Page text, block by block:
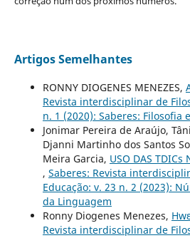
Artigos Semelhantes
RONNY DIOGENES MENEZES,
Revista interdisciplinar de
n. 1 (2020): Saberes: Filosofia
Jonimar Pereira de Araújo,
Djanni Martinho dos Santos
Meira Garcia, USO DAS TDICs
, Saberes: Revista
Educação: v. 23 n. 2 (2023):
da Linguagem
Ronny Diogenes Menezes,
Revista interdisciplinar de